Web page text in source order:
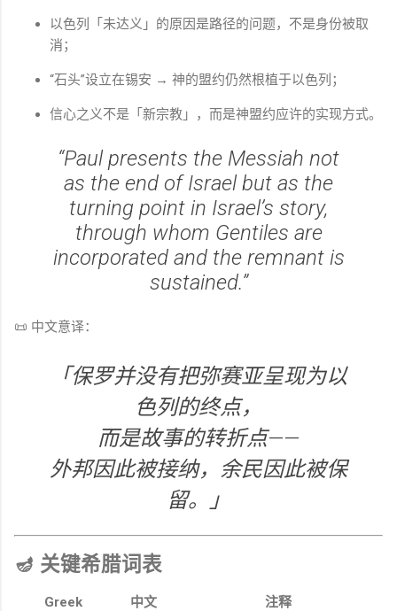
以色列「未达义」的原因是路径的问题，不是身份被取
消；
“石头”设立在锡安 → 神的盟约仍然根植于以色列；
信心之义不是「新宗教」，而是神盟约应许的实现方式。
“Paul presents the Messiah not
as the end of Israel but as the
turning point in Israel’s story,
through whom Gentiles are
incorporated and the remnant is
sustained.”
📜 中文意译：
「保罗并没有把弥赛亚呈现为以
色列的终点，
而是故事的转折点——
外邦因此被接纳，余民因此被保
留。」
🪔 关键希腊词表
Greek 中文
注释